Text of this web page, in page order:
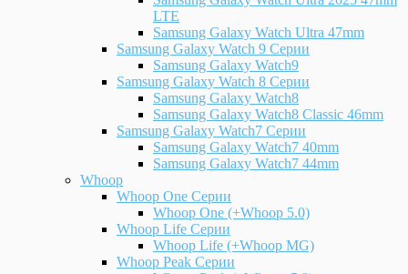
LTE
Samsung Galaxy Watch Ultra 47mm
Samsung Galaxy Watch 9 Серии
Samsung Galaxy Watch9
Samsung Galaxy Watch 8 Серии
Samsung Galaxy Watch8
Samsung Galaxy Watch8 Classic 46mm
Samsung Galaxy Watch7 Серии
Samsung Galaxy Watch7 40mm
Samsung Galaxy Watch7 44mm
Whoop
Whoop One Серии
Whoop One (+Whoop 5.0)
Whoop Life Серии
Whoop Life (+Whoop MG)
Whoop Peak Серии